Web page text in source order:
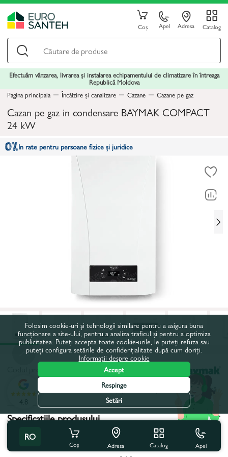
Coș Apel Adresa Catalog
Efectuăm vânzarea, livrarea și instalarea echipamentului de climatizare în întreaga
Republică Moldova
Pagina principala
Încălzire și canalizare Cazane Cazane pe gaz
Cazan pe gaz in condensare BAYMAK COMPACT
24 kW
In rate pentru persoane fizice și juridice
Toate caracteristicile
Cu acest produs se cumpără
Specificațiile produsului
In condensare
RO
Coș Adresa Catalog Apel
4.8
Folosim cookie-uri și tehnologii similare pentru a asigura buna
funcționare a site-ului, pentru a analiza traficul și pentru a optimiza
publicitatea. Puteți accepta toate cookie-urile, le puteți refuza sau
puteți configura setările de confidențialitate după cum doriți.
Informații despre cookie
Accept
Respinge
Setări